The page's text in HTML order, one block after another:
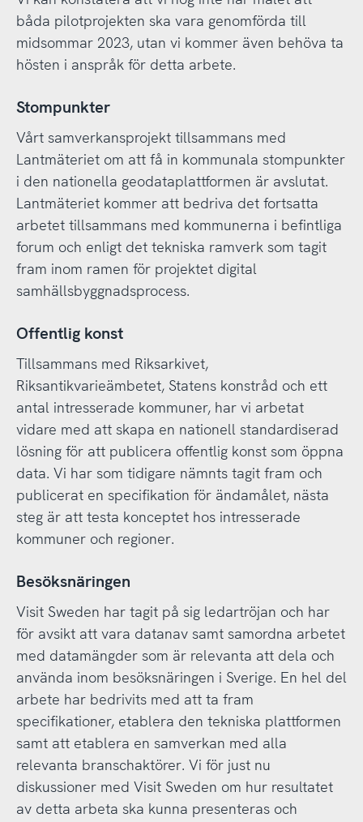
båda pilotprojekten ska vara genomförda till
midsommar 2023, utan vi kommer även behöva ta
hösten i anspråk för detta arbete.
Stompunkter
Vårt samverkansprojekt tillsammans med
Lantmäteriet om att få in kommunala stompunkter
i den nationella geodataplattformen är avslutat.
Lantmäteriet kommer att bedriva det fortsatta
arbetet tillsammans med kommunerna i befintliga
forum och enligt det tekniska ramverk som tagit
fram inom ramen för projektet digital
samhällsbyggnadsprocess.
Offentlig konst
Tillsammans med Riksarkivet,
Riksantikvarieämbetet, Statens konstråd och ett
antal intresserade kommuner, har vi arbetat
vidare med att skapa en nationell standardiserad
lösning för att publicera offentlig konst som öppna
data. Vi har som tidigare nämnts tagit fram och
publicerat en specifikation för ändamålet, nästa
steg är att testa konceptet hos intresserade
kommuner och regioner.
Besöksnäringen
Visit Sweden har tagit på sig ledartröjan och har
för avsikt att vara datanav samt samordna arbetet
med datamängder som är relevanta att dela och
använda inom besöksnäringen i Sverige. En hel del
arbete har bedrivits med att ta fram
specifikationer, etablera den tekniska plattformen
samt att etablera en samverkan med alla
relevanta branschaktörer. Vi för just nu
diskussioner med Visit Sweden om hur resultatet
av detta arbeta ska kunna presenteras och